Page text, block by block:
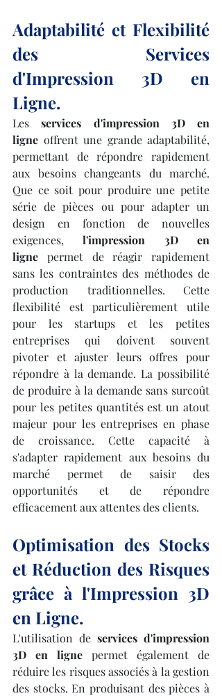
Adaptabilité et Flexibilité
des Services
d'Impression 3D en
Ligne.
Les services d'impression 3D en
ligne offrent une grande adaptabilité,
permettant de répondre rapidement
aux besoins changeants du marché.
Que ce soit pour produire une petite
série de pièces ou pour adapter un
design en fonction de nouvelles
exigences, l'impression 3D en
ligne permet de réagir rapidement
sans les contraintes des méthodes de
production traditionnelles. Cette
flexibilité est particulièrement utile
pour les startups et les petites
entreprises qui doivent souvent
pivoter et ajuster leurs offres pour
répondre à la demande. La possibilité
de produire à la demande sans surcoût
pour les petites quantités est un atout
majeur pour les entreprises en phase
de croissance. Cette capacité à
s'adapter rapidement aux besoins du
marché permet de saisir des
opportunités et de répondre
efficacement aux attentes des clients.
Optimisation des Stocks
et Réduction des Risques
grâce à l'Impression 3D
en Ligne.
L'utilisation de services d'impression
3D en ligne permet également de
réduire les risques associés à la gestion
des stocks. En produisant des pièces à